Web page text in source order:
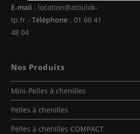
E-mail : location@atoulok-
tp.fr -Téléphone : 01 60 41
48 04
Nos Produits
Mini-Pelles à chenilles
Pelles à chenilles
Pelles à chenilles COMPACT